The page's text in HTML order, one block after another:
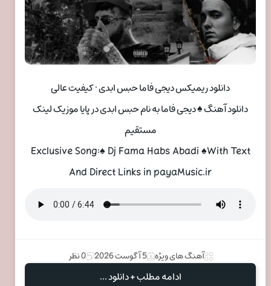
دانلود ریمیکس دیجی فاما حبس ابدی • کیفیت عالی
دانلود آهنگ ♠ دیجی فاما به نام حبس ابدی در پایا موزیک لینک
مستقیم
Exclusive Song:♠ Dj Fama Habs Abadi ♠With Text
And Direct Links in payaMusic.ir
آهنگ های ویژه 5 آگوست 2026 0 نظر
ادامه مطلب + دانلود ...